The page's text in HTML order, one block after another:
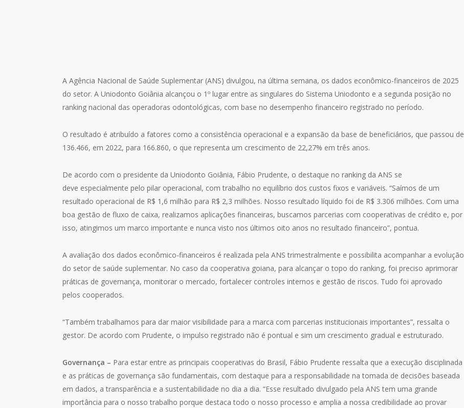
A Agência Nacional de Saúde Suplementar (ANS) divulgou, na última semana, os dados econômico-financeiros de 2025
do setor. A Uniodonto Goiânia alcançou o 1º lugar entre as singulares do Sistema Uniodonto e a segunda posição no
ranking nacional das operadoras odontológicas, com base no desempenho financeiro registrado no período.
O resultado é atribuído a fatores como a consistência operacional e a expansão da base de beneficiários, que passou de
136.466, em 2022, para 166.860, o que representa um crescimento de 22,27% em três anos.
De acordo com o presidente da Uniodonto Goiânia, Fábio Prudente, o destaque no ranking da ANS se
deve especialmente pelo pilar operacional, com trabalho no equilíbrio dos custos fixos e variáveis. “Saímos de um
resultado operacional de R$ 1,6 milhão para R$ 2,3 milhões. Nosso resultado líquido foi de R$ 3.306 milhões. Com uma
boa gestão de fluxo de caixa, realizamos aplicações financeiras, buscamos parcerias com cooperativas de crédito e, por
isso, atingimos um marco importante e nunca visto nos últimos oito anos no resultado financeiro”, pontua.
A avaliação dos dados econômico-financeiros é realizada pela ANS trimestralmente e possibilita acompanhar a evolução
do setor de saúde suplementar. No caso da cooperativa goiana, para alcançar o topo do ranking, foi preciso aprimorar
práticas de governança, monitorar o mercado, fortalecer controles internos e gestão de riscos. Tudo foi aprovado
pelos cooperados.
“Também trabalhamos para dar maior visibilidade para a marca com parcerias institucionais importantes”, ressalta o
gestor. De acordo com Prudente, o impulso registrado não é pontual e sim um crescimento gradual e estruturado.
Governança – Para estar entre as principais cooperativas do Brasil, Fábio Prudente ressalta que a execução disciplinada
e as práticas de governança são fundamentais, com destaque para a responsabilidade na tomada de decisões baseada
em dados, a transparência e a sustentabilidade no dia a dia. “Esse resultado divulgado pela ANS tem uma grande
importância para o nosso trabalho porque destaca todo o nosso processo e amplia a nossa credibilidade ao provar